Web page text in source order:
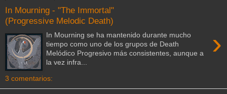
In Mourning - "The Immortal"
(Progressive Melodic Death)
›
In Mourning se ha mantenido durante mucho
tiempo como uno de los grupos de Death
Melódico Progresivo más consistentes, aunque a
la vez infra...
3 comentarios: